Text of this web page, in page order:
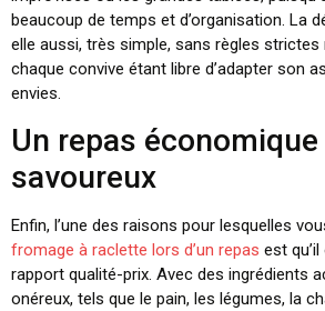
beaucoup de temps et d’organisation. La
elle aussi, très simple, sans règles strictes
chaque convive étant libre d’adapter son
envies.
Un repas
savoureux
Enfin, l’une des raisons pour lesquelles
fromage à raclette lors d’un repas est
rapport qualité-prix. Avec des ingrédients
onéreux, tels que le pain, les légumes, la